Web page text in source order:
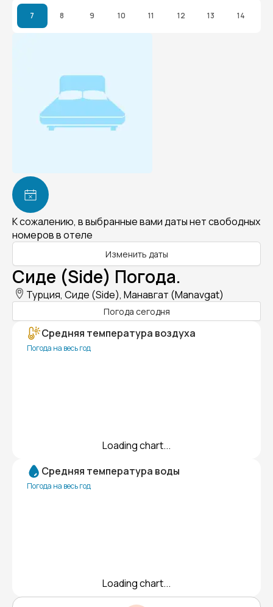
7 8 9 10 11 12 13 14
К сожалению, в выбранные вами даты нет свободных
номеров в отеле
Изменить даты
Сиде (Side) Погода.
Турция, Сиде (Side), Манавгат (Manavgat)
Погода сегодня
Средняя температура воздуха
Погода на весь год
Loading chart...
Средняя температура воды
Погода на весь год
Loading chart...